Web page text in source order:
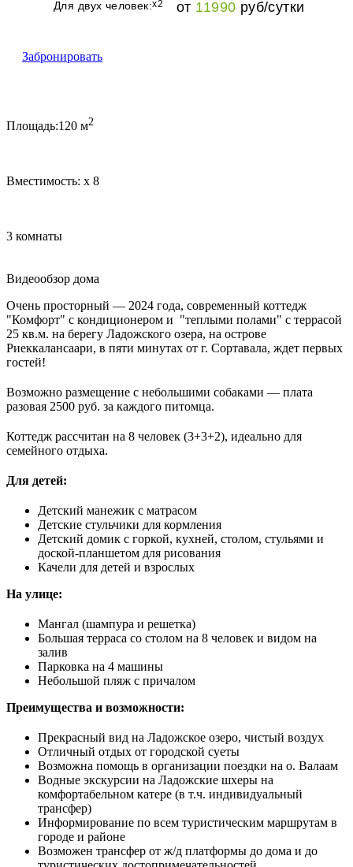
Площадь:120 м2
Вместимость: x 8
3 комнаты
Видеообзор дома
Очень просторный — 2024 года, современный коттедж
"Комфорт" с кондиционером и "теплыми полами" с террасой
25 кв.м. на берегу Ладожского озера, на острове
Риеккалансаари, в пяти минутах от г. Сортавала, ждет первых
гостей!
Возможно размещение с небольшими собаками — плата
разовая 2500 руб. за каждого питомца.
Коттедж рассчитан на 8 человек (3+3+2), идеально для
семейного отдыха.
Для детей:
Детский манежик с матрасом
Детские стульчики для кормления
Детский домик с горкой, кухней, столом, стульями и
доской-планшетом для рисования
Качели для детей и взрослых
На улице:
Мангал (шампура и решетка)
Большая терраса со столом на 8 человек и видом на
залив
Парковка на 4 машины
Небольшой пляж с причалом
Преимущества и возможности:
Прекрасный вид на Ладожское озеро, чистый воздух
Отличный отдых от городской суеты
Возможна помощь в организации поездки на о. Валаам
Водные экскурсии на Ладожские шхеры на
комфортабельном катере (в т.ч. индивидуальный
трансфер)
Информирование по всем туристическим маршрутам в
городе и районе
Возможен трансфер от ж/д платформы до дома и до
Для двух человек:x2 от 11990 руб/сутки
Забронировать